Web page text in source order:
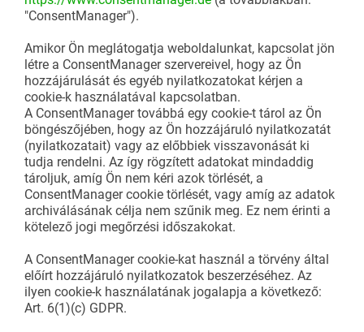
"ConsentManager").
Amikor Ön meglátogatja weboldalunkat, kapcsolat jön
létre a ConsentManager szervereivel, hogy az Ön
hozzájárulását és egyéb nyilatkozatokat kérjen a
cookie-k használatával kapcsolatban.
A ConsentManager továbbá egy cookie-t tárol az Ön
böngészőjében, hogy az Ön hozzájáruló nyilatkozatát
(nyilatkozatait) vagy az előbbiek visszavonását ki
tudja rendelni. Az így rögzített adatokat mindaddig
tároljuk, amíg Ön nem kéri azok törlését, a
ConsentManager cookie törlését, vagy amíg az adatok
archiválásának célja nem szűnik meg. Ez nem érinti a
kötelező jogi megőrzési időszakokat.
A ConsentManager cookie-kat használ a törvény által
előírt hozzájáruló nyilatkozatok beszerzéséhez. Az
ilyen cookie-k használatának jogalapja a következő:
Art. 6(1)(c) GDPR.